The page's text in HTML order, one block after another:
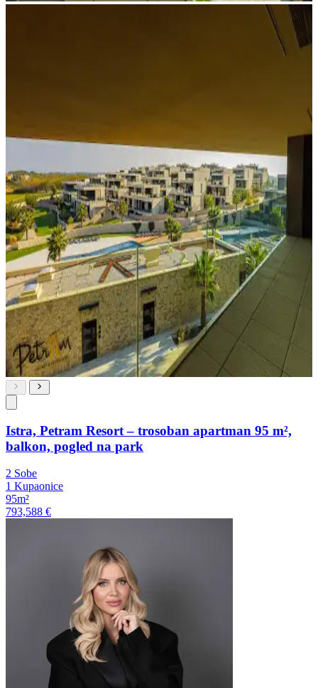
Istra, Petram Resort – trosoban apartman 95 m²,
balkon, pogled na park
2 Sobe
1 Kupaonice
95m²
793,588 €